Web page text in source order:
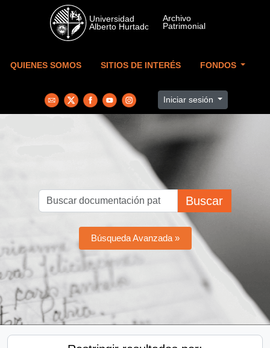
Skip to main content
QUIENES SOMOS SITIOS DE INTERÉS FONDOS
Iniciar sesión
Buscar
Búsqueda Avanzada »